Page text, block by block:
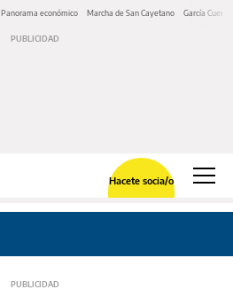
Panorama económico Marcha de San Cayetano García Cuerva
Hacete socia/o